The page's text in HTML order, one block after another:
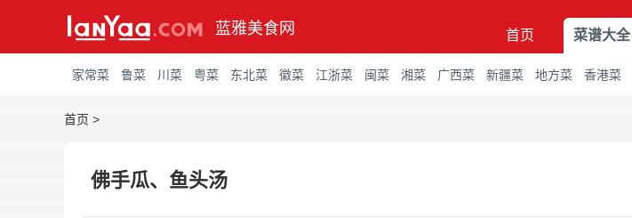
蓝雅美食网 首页 菜谱大全
家常菜 鲁菜 川菜 粤菜 东北菜 徽菜 江浙菜 闽菜 湘菜 广西菜 新疆菜 地方菜 香港菜
首页 >
佛手瓜、鱼头汤